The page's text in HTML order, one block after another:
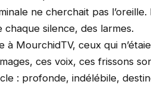
ne cherchait pas
chaque silence, des larmes.
à MourchidTV, ceux qui
ces voix, ces frissons
: profonde, indélébile,